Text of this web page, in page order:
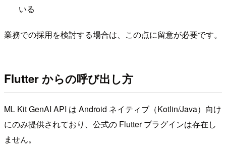
いる
業務での採用を検討する場合は、この点に留意が必要です。
Flutter からの呼び出し方
ML Kit GenAI API は Android ネイティブ（Kotlin/Java）向け
にのみ提供されており、公式の Flutter プラグインは存在し
ません。